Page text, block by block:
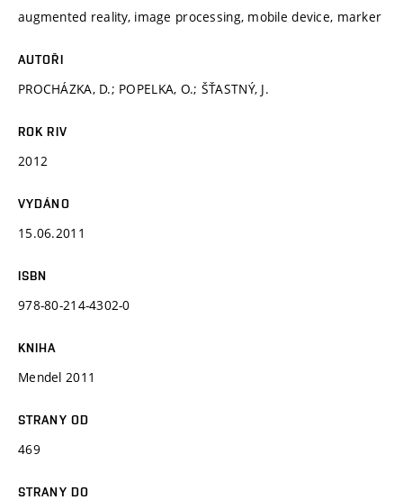
augmented reality, image processing, mobile device, marker
AUTOŘI
PROCHÁZKA, D.; POPELKA, O.; ŠŤASTNÝ, J.
ROK RIV
2012
VYDÁNO
15.06.2011
ISBN
978-80-214-4302-0
KNIHA
Mendel 2011
STRANY OD
469
STRANY DO